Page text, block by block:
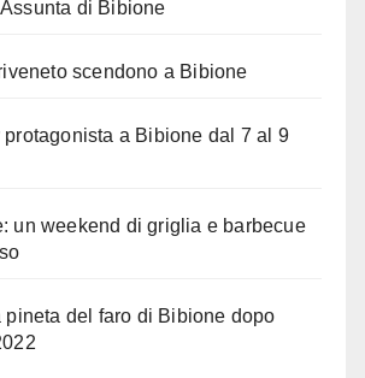
di Bibione
scendono a Bibione
protagonista a Bibione dal 7 al 9
un weekend di griglia e barbecue
pineta del faro di Bibione dopo